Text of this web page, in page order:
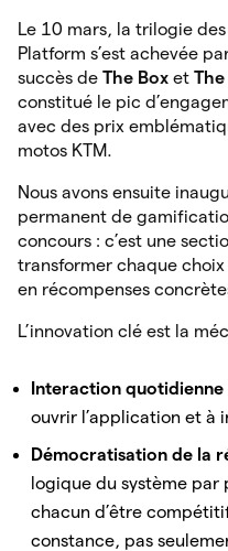
Le 10 mars, la trilogie
Platform s’est achevée
succès de The Box et
constitué le pic
avec des prix
motos KTM.
Nous avons ensuite
permanent de
concours : c’est une
transformer chaque choix
en récompenses
L’innovation clé est la
Interaction quotidienne
ouvrir l’application et à
Démocratisation de la
logique du système
chacun d’être
constance, pas